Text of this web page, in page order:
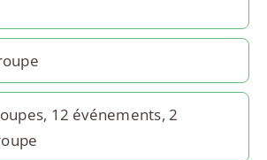
12 événements, 2